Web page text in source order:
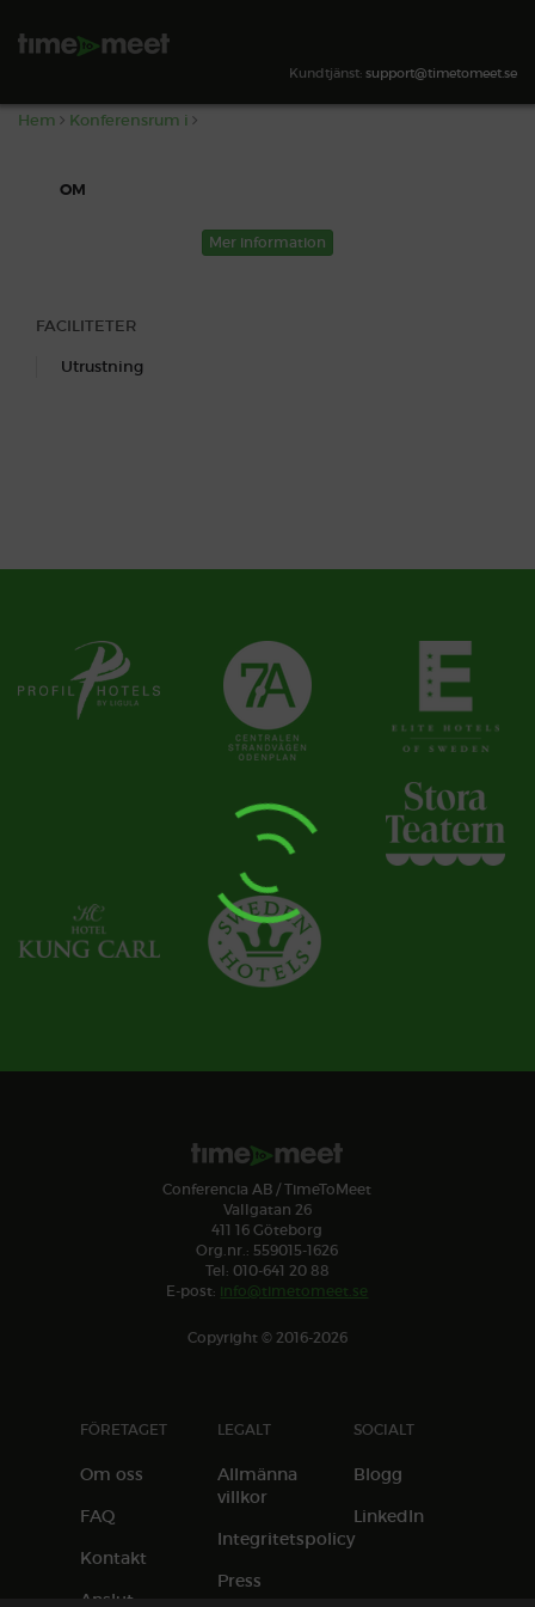
Kundtjänst: support@timetomeet.se
Hem Konferensrum i
OM
Mer information
FACILITETER
Utrustning
Conferencia AB / TimeToMeet
Vallgatan 26
411 16 Göteborg
Org.nr.: 559015-1626
Tel: 010-641 20 88
E-post: info@timetomeet.se
Copyright © 2016-2026
FÖRETAGET
Om oss
FAQ
Kontakt
Anslut
LEGALT
Allmänna
villkor
Integritetspolicy
Press
SOCIALT
Blogg
LinkedIn